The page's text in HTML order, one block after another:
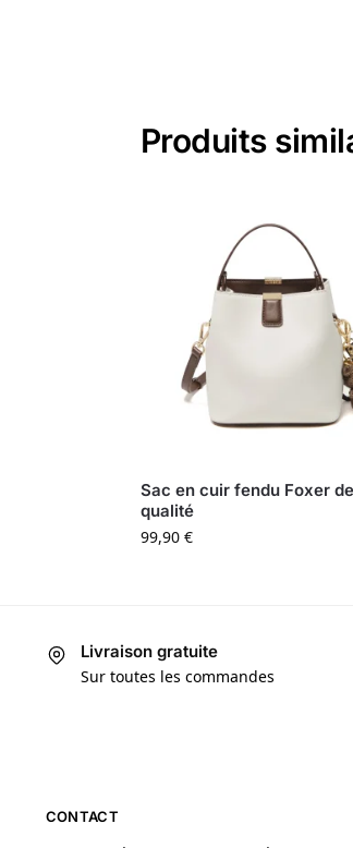
Produits
Sac en cuir fendu Foxer
qualité
99,90 €
Livraison gratuite
Sur toutes les commandes
CONTACT